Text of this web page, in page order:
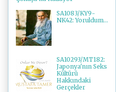
SA1083/KY9-
NK42: Yoruldum...
SA10293/MT182:
Japonya'nın Seks
Kültürü
Hakkındaki
Gerçekler